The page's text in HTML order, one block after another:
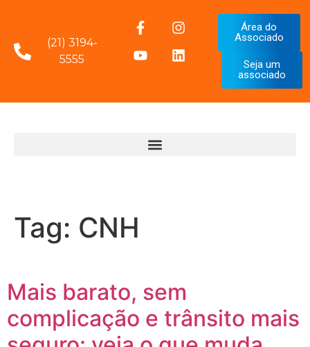
(21) 3194-
5555
Área do
Associado
Seja um
associado
Tag: CNH
Mais barato, sem
complicação e trânsito mais